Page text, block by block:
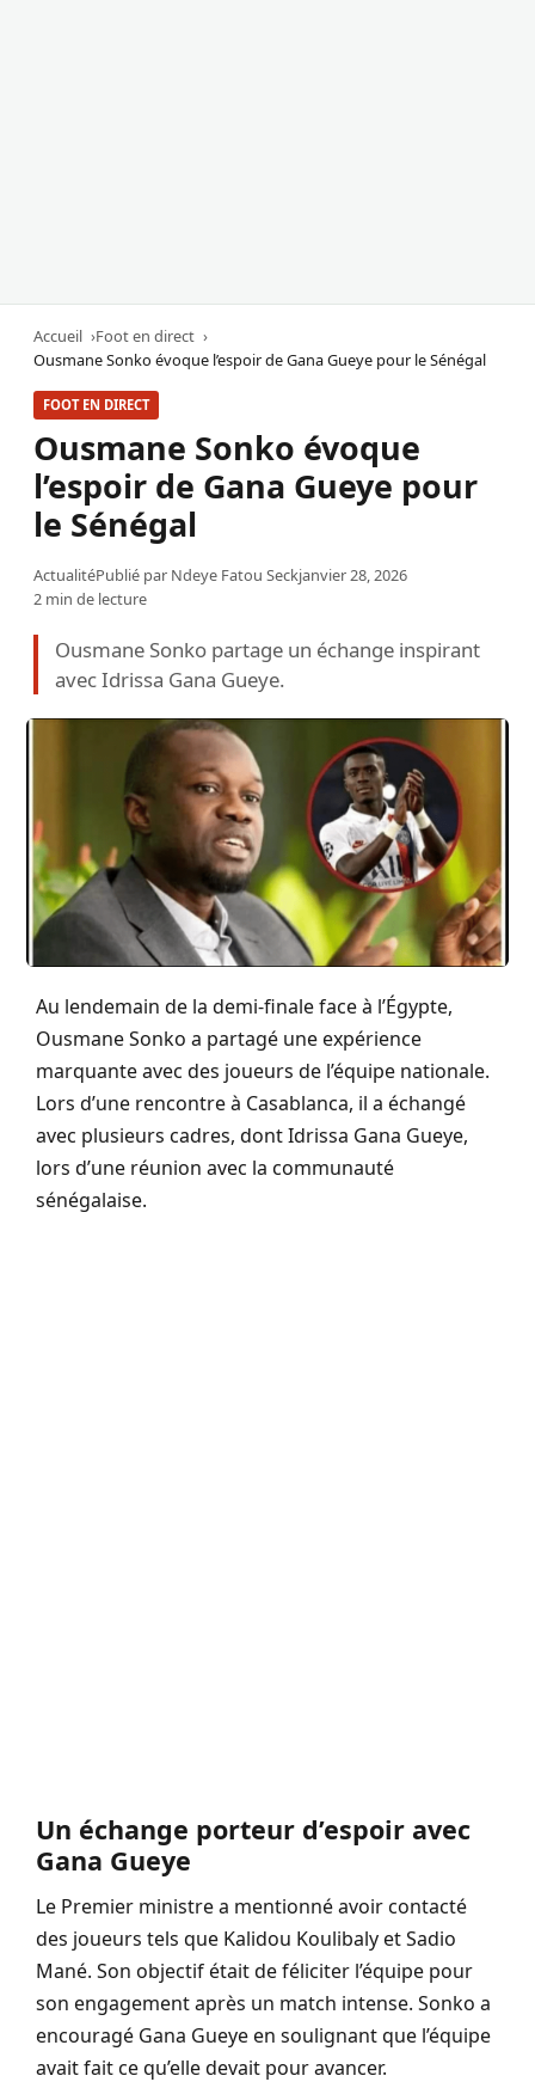
Accueil
Foot en direct
Ousmane Sonko évoque l’espoir de Gana Gueye pour le Sénégal
FOOT EN DIRECT
Ousmane Sonko évoque
l’espoir de Gana Gueye pour
le Sénégal
ActualitéPublié par Ndeye Fatou Seckjanvier 28, 2026
2 min de lecture
Ousmane Sonko partage un échange inspirant
avec Idrissa Gana Gueye.
Au lendemain de la demi-finale face à l’Égypte,
Ousmane Sonko a partagé une expérience
marquante avec des joueurs de l’équipe nationale.
Lors d’une rencontre à Casablanca, il a échangé
avec plusieurs cadres, dont Idrissa Gana Gueye,
lors d’une réunion avec la communauté
sénégalaise.
Un échange porteur d’espoir avec
Gana Gueye
Le Premier ministre a mentionné avoir contacté
des joueurs tels que Kalidou Koulibaly et Sadio
Mané. Son objectif était de féliciter l’équipe pour
son engagement après un match intense. Sonko a
encouragé Gana Gueye en soulignant que l’équipe
avait fait ce qu’elle devait pour avancer.